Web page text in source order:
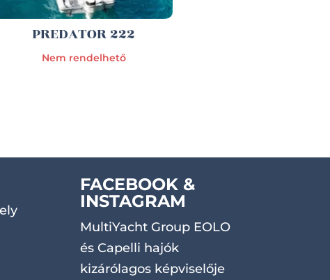
PREDATOR 222
Nem rendelhető
FACEBOOK &
INSTAGRAM
MultiYacht Group EOLO
és Capelli hajók
kizárólagos képviselője